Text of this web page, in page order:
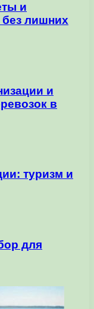
и
без лишних
и
в
туризм и
для